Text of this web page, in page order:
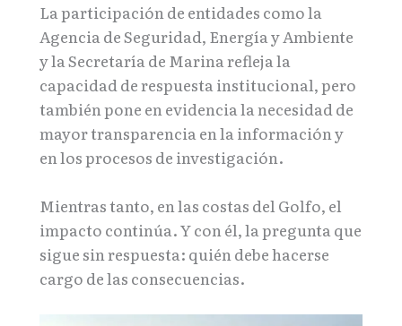
La participación de entidades como la
Agencia de Seguridad, Energía y Ambiente
y la Secretaría de Marina refleja la
capacidad de respuesta institucional, pero
también pone en evidencia la necesidad de
mayor transparencia en la información y
en los procesos de investigación.
Mientras tanto, en las costas del Golfo, el
impacto continúa. Y con él, la pregunta que
sigue sin respuesta: quién debe hacerse
cargo de las consecuencias.